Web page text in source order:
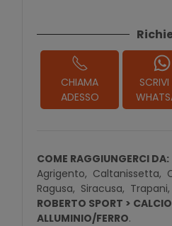
CHIAMA
ADESSO
SCRIVI
COME RAGGIUNGERCI DA:
Agrigento, Caltanissetta,
Ragusa, Siracusa, Trapani,
ROBERTO SPORT >
ALLUMINIO/FERRO.